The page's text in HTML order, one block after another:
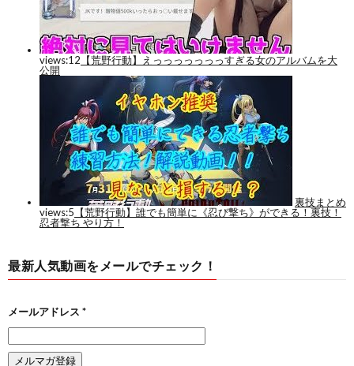
最新人気動画をメールでチェック！
メールアドレス *